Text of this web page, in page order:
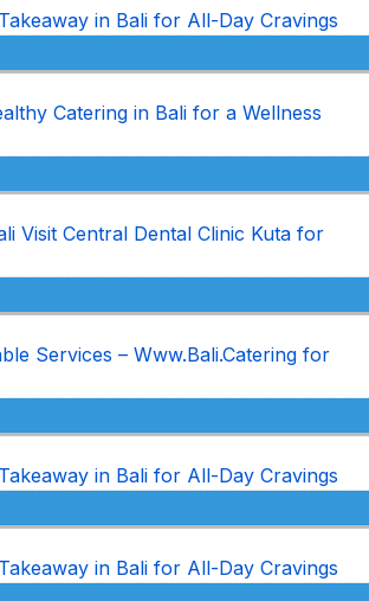
in Bali for All-Day Cravings
Catering in Bali for a Wellness
Visit Central Dental Clinic Kuta for
Services – Www.Bali.Catering for
in Bali for All-Day Cravings
in Bali for All-Day Cravings